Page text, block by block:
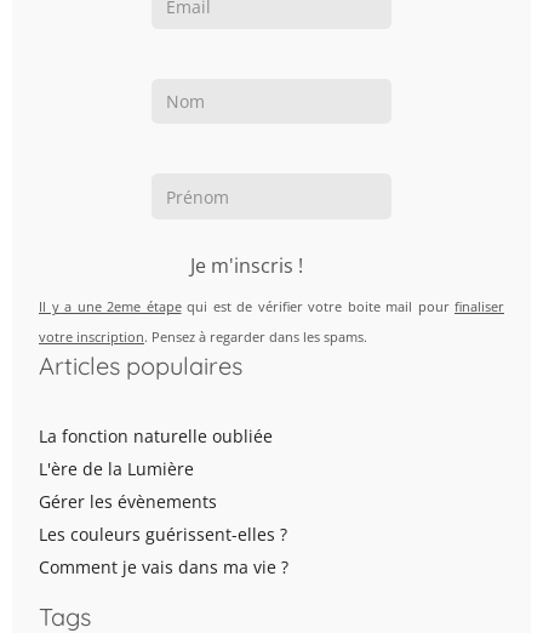
Je m'inscris !
Il y a une 2eme étapequi est de vérifier votre boite mail pour finaliser
votre inscription. Pensez à regarder dans les spams.
Articles populaires
La fonction naturelle oubliée
L'ère de la Lumière
Gérer les évènements
Les couleurs guérissent-elles ?
Comment je vais dans ma vie ?
Tags